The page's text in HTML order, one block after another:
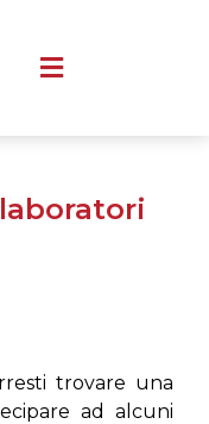
trovare una
ad alcuni